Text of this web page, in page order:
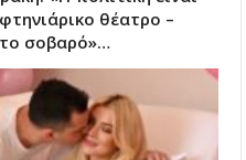
θέατρο –
σοβαρό»…